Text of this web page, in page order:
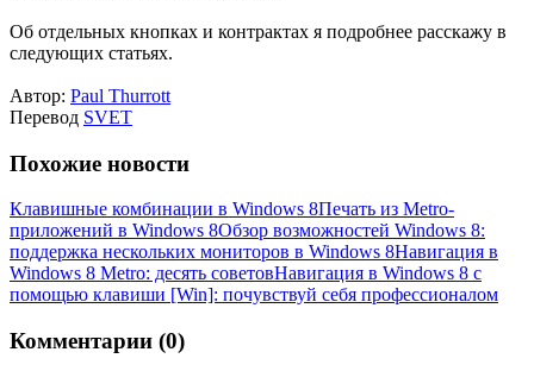
Об отдельных кнопках и контрактах я подробнее расскажу в
следующих статьях.
Автор: Paul Thurrott
Перевод SVET
Похожие новости
Клавишные комбинации в Windows 8Печать из Metro-
приложений в Windows 8Обзор возможностей Windows 8:
поддержка нескольких мониторов в Windows 8Навигация в
Windows 8 Metro: десять советовНавигация в Windows 8 с
помощью клавиши [Win]: почувствуй себя профессионалом
Комментарии (0)